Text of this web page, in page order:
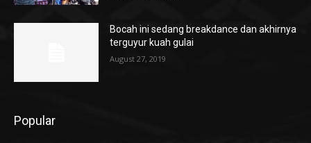
Bocah ini sedang breakdance dan akhirnya
terguyur kuah gulai
August 27, 2019
Popular